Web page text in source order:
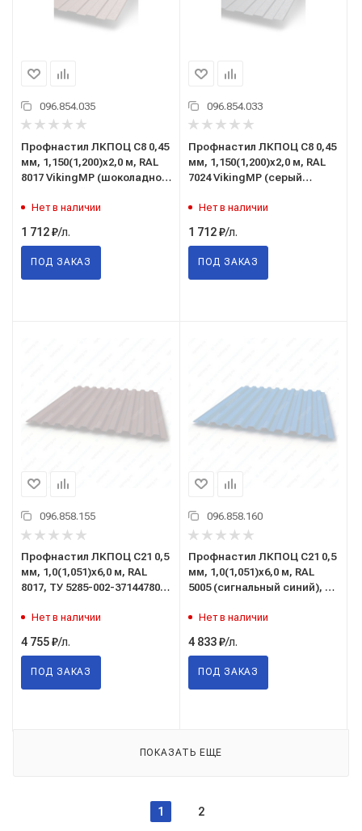
096.854.035
Профнастил ЛКПОЦ C8 0,45
мм, 1,150(1,200)x2,0 м, RAL
8017 VikingMP (шоколадно-
37144780-2012
Нет в наличии
1 712₽/л.
ПОД ЗАКАЗ
096.854.033
Профнастил ЛКПОЦ C8 0,45
мм, 1,150(1,200)x2,0 м, RAL
7024 VikingMP (серый
37144780-2012
Нет в наличии
1 712₽/л.
ПОД ЗАКАЗ
096.858.155
Профнастил ЛКПОЦ C21 0,5
мм, 1,0(1,051)x6,0 м, RAL
8017, ТУ 5285-002-37144780-
Нет в наличии
4 755₽/л.
ПОД ЗАКАЗ
096.858.160
Профнастил ЛКПОЦ C21 0,5
мм, 1,0(1,051)x6,0 м, RAL
5005 (сигнальный синий), ТУ
Нет в наличии
4 833₽/л.
ПОД ЗАКАЗ
ПОКАЗАТЬ ЕЩЕ
1 2